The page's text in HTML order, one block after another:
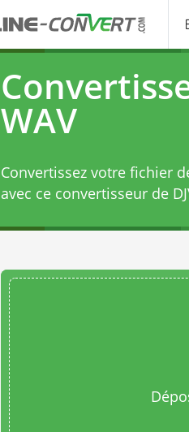
WAV
Convertissez votre fichier
avec ce convertisseur de